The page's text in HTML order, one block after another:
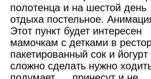
полотенца и на шестой день
отдыха постельное.
Этот пункт будет интересен
мамочкам с детками в
пакетированный сок и
сложно сделать нужно